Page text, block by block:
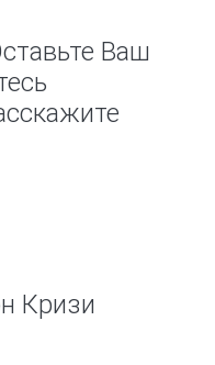
Ваш
Кризи